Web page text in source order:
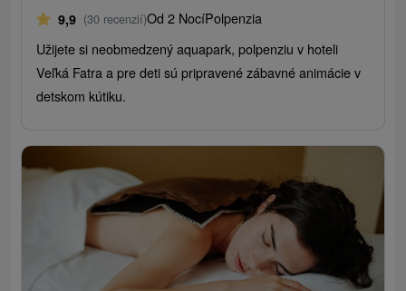
9,9 (30 recenzií)Od 2 NocíPolpenzia
Užijete si neobmedzený aquapark, polpenziu v hoteli
Veľká Fatra a pre deti sú pripravené zábavné animácie v
detskom kútiku.